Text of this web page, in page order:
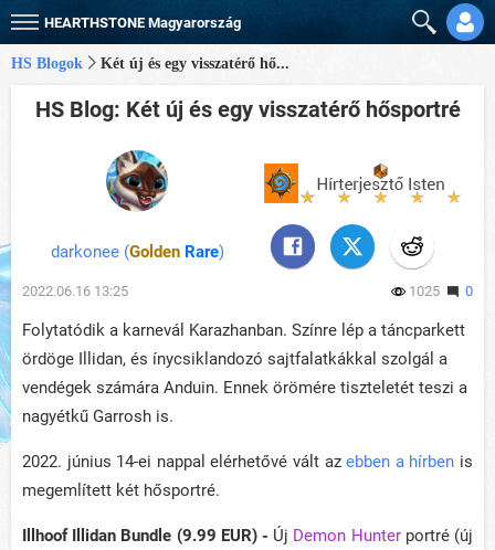
HEARTHSTONE Magyarország
HS Blogok Két új és egy visszatérő hő...
HS Blog: Két új és egy visszatérő hősportré
darkonee (Golden Rare)
2022.06.16 13:25 1025 0
Folytatódik a karnevál Karazhanban. Színre lép a táncparkett
ördöge Illidan, és ínycsiklandozó sajtfalatkákkal szolgál a
vendégek számára Anduin. Ennek örömére tiszteletét teszi a
nagyétkű Garrosh is.
2022. június 14-ei nappal elérhetővé vált azebben a hírben is
megemlített két hősportré.
Illhoof Illidan Bundle (9.99 EUR) - Új Demon Hunterportré (új